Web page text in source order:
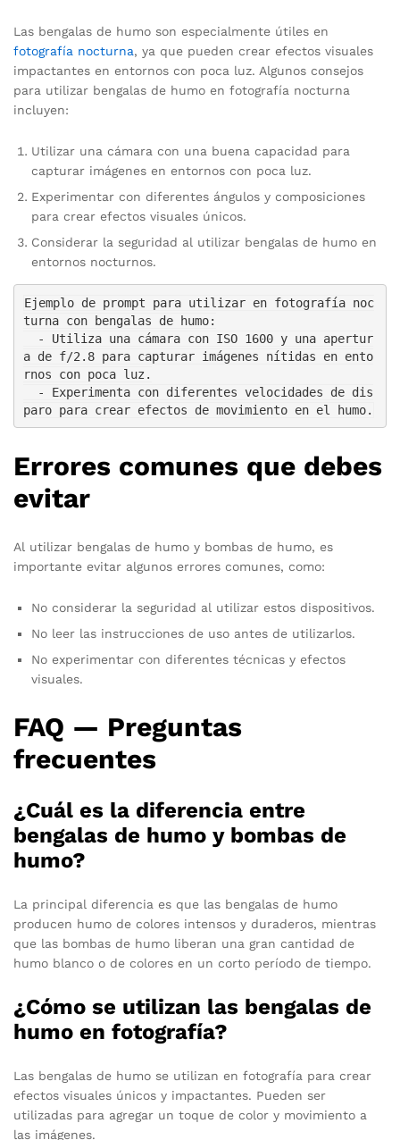
Las bengalas de humo son especialmente útiles en
fotografía nocturna, ya que pueden crear efectos visuales
impactantes en entornos con poca luz. Algunos consejos
para utilizar bengalas de humo en fotografía nocturna
incluyen:
Utilizar una cámara con una buena capacidad para
capturar imágenes en entornos con poca luz.
Experimentar con diferentes ángulos y composiciones
para crear efectos visuales únicos.
Considerar la seguridad al utilizar bengalas de humo en
entornos nocturnos.
Ejemplo de prompt para utilizar en fotografía noc
turna con bengalas de humo:
a de f/2.8 para capturar imágenes nítidas en ento
rnos con poca luz.
Errores comunes que debes
evitar
Al utilizar bengalas de humo y bombas de humo, es
importante evitar algunos errores comunes, como:
No considerar la seguridad al utilizar estos dispositivos.
No leer las instrucciones de uso antes de utilizarlos.
No experimentar con diferentes técnicas y efectos
visuales.
FAQ — Preguntas
frecuentes
¿Cuál es la diferencia entre
bengalas de humo y bombas de
humo?
La principal diferencia es que las bengalas de humo
producen humo de colores intensos y duraderos, mientras
que las bombas de humo liberan una gran cantidad de
humo blanco o de colores en un corto período de tiempo.
¿Cómo se utilizan las bengalas de
humo en fotografía?
Las bengalas de humo se utilizan en fotografía para crear
efectos visuales únicos y impactantes. Pueden ser
utilizadas para agregar un toque de color y movimiento a
las imágenes.